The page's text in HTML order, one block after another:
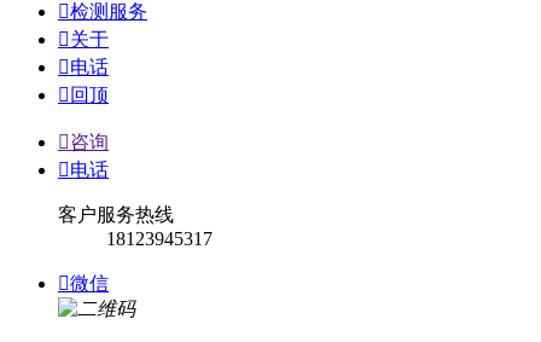
检测服务
关于
电话
 回顶
咨询
电话
客户服务热线
18123945317
微信